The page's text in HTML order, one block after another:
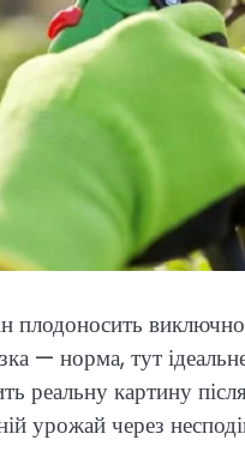
плодоносить
— норма, тут ідеальне
реальну картину
урожай через